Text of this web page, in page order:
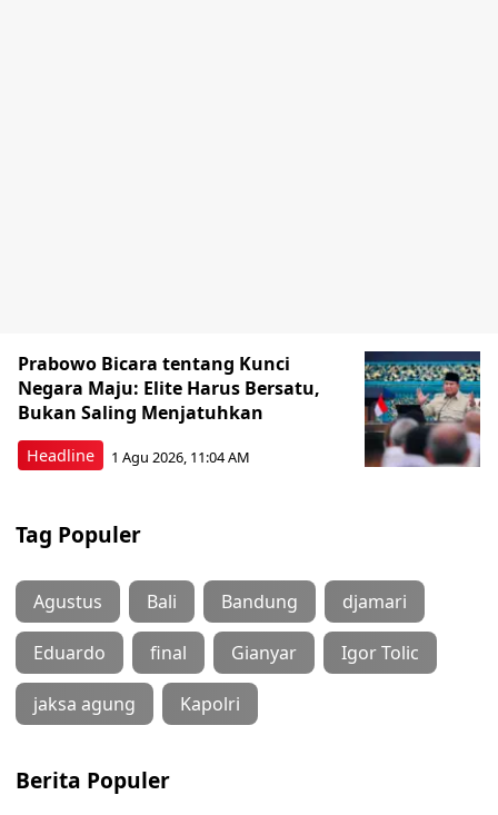
Headline
Prabowo Bicara tentang Kunci
Negara Maju: Elite Harus Bersatu,
Bukan Saling Menjatuhkan
1 Agu 2026, 11:04 AM
Tag Populer
Agustus Bali Bandung djamari
Eduardo final Gianyar Igor Tolic
jaksa agung Kapolri
Berita Populer